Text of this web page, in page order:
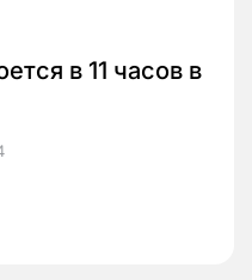
в 11 часов в